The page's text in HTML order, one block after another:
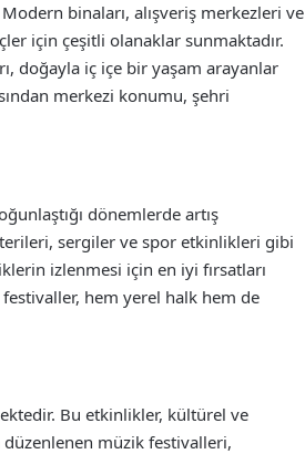
binaları, alışveriş merkezleri ve
için çeşitli olanaklar sunmaktadır.
doğayla iç içe bir yaşam arayanlar
merkezi konumu, şehri
dönemlerde artış
sergiler ve spor etkinlikleri gibi
izlenmesi için en iyi fırsatları
hem yerel halk hem de
Bu etkinlikler, kültürel ve
düzenlenen müzik festivalleri,